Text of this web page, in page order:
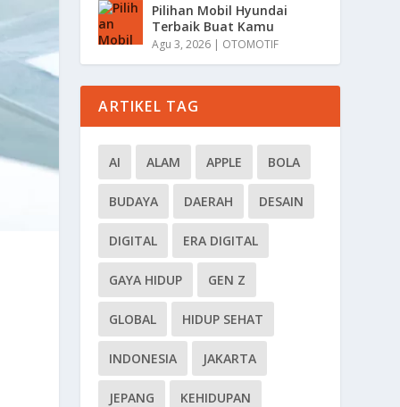
Pilihan Mobil Hyundai
Terbaik Buat Kamu
Agu 3, 2026 | OTOMOTIF
ARTIKEL TAG
AI ALAM APPLE BOLA
BUDAYA DAERAH DESAIN
DIGITAL ERA DIGITAL
GAYA HIDUP GEN Z
GLOBAL HIDUP SEHAT
INDONESIA JAKARTA
JEPANG KEHIDUPAN